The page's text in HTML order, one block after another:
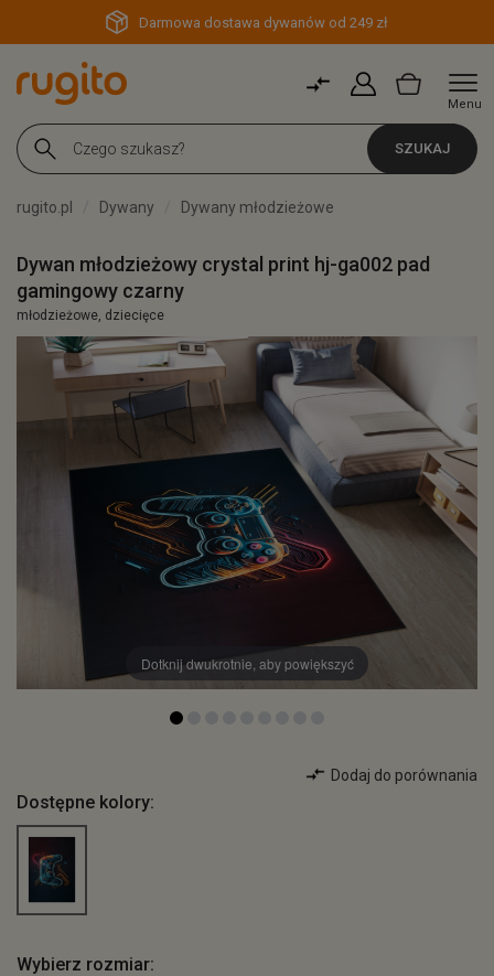
Darmowa dostawa dywanów od 249 zł
Menu
SZUKAJ
rugito.pl Dywany Dywany młodzieżowe
Dywan młodzieżowy crystal print hj-ga002 pad
gamingowy czarny
młodzieżowe, dziecięce
Dotknij dwukrotnie, aby powiększyć
Dodaj do porównania
Dostępne kolory:
Wybierz rozmiar: